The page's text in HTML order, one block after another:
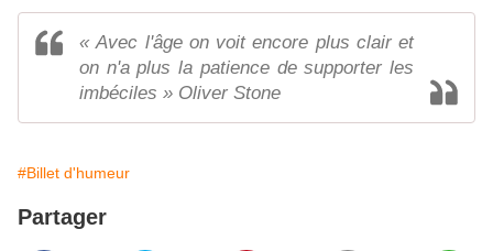
« Avec l'âge on voit encore plus clair et
on n'a plus la patience de supporter les
imbéciles » Oliver Stone
#Billet d'humeur
Partager